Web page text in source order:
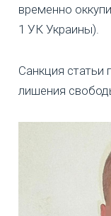
временно
1 УК Украины).
Санкция статьи
лишения